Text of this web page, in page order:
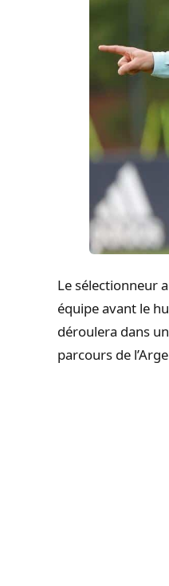
Le sélectionneur
équipe avant le
déroulera dans
parcours de